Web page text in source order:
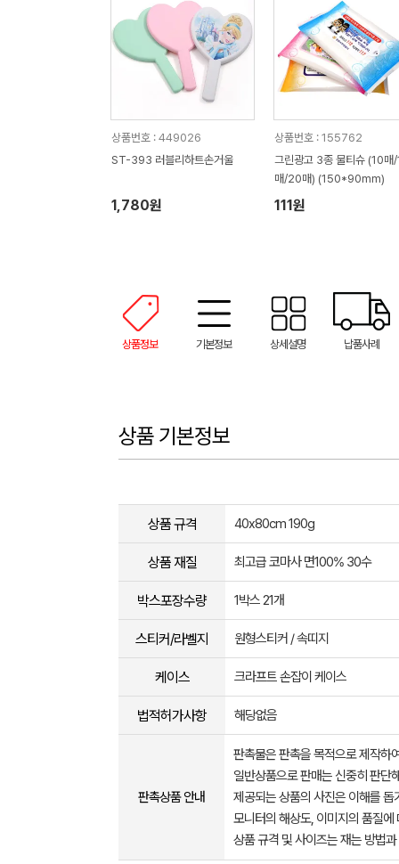
상품번호 : 449026
ST-393 러블리하트손거울
1,780원
상품번호 : 155762
그린광고 3종 물티슈 (10매
매/20매) (150*90mm)
111원
상품정보 기본정보 상세설명 납품사례
상품 기본정보
상품 규격 40x80cm 190g
상품 재질 최고급 코마사 면100% 30수
박스포장수량 1박스 21개
스티커/라벨지 원형스티커 / 속띠지
케이스 크라프트 손잡이 케이스
법적허가사항 해당없음
판촉상품 안내
판촉물은 판촉을 목적으로 제작하
일반상품으로 판매는 신중히 판단
제공되는 상품의 사진은 이해를
모니터의 해상도, 이미지의 품질
상품 규격 및 사이즈는 재는 방법